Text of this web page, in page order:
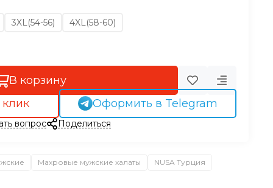
3XL(54-56)
4XL(58-60)
В корзину
Оформить в Telegram
вопрос Поделиться
Махровые мужские халаты NUSA Турция